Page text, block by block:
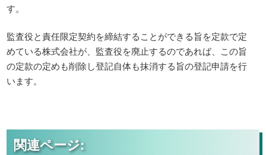
す。
監査役と責任限定契約を締結することができる旨を定款で定
めている株式会社が、監査役を廃止するのであれば、この旨
の定款の定めも削除し登記自体も抹消する旨の登記申請を行
います。
関連ページ: